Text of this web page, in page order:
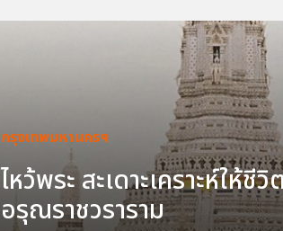
กรุงเทพมหานครฯ
ไหว้พระ สะเดาะเคราะห์ให้
อรุณราชวราราม